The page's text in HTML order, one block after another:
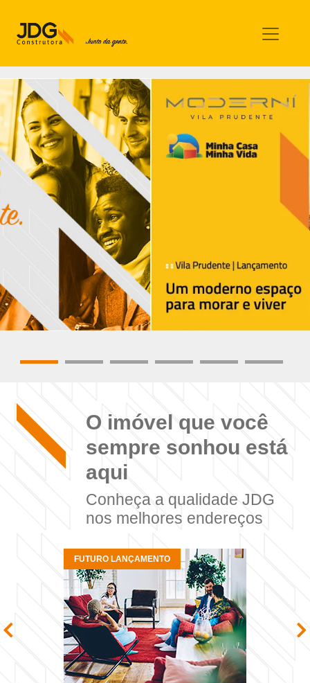
Contato
Sobre nós
Blog
O imóvel que você
sempre sonhou está
aqui
Conheça a qualidade JDG
nos melhores endereços
FUTURO LANÇAMENTO